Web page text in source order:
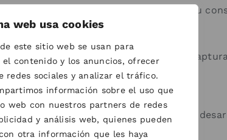
web usa cookies
este sitio web se usan para
el contenido y los anuncios, ofrecer
redes sociales y analizar el tráfico.
información sobre el uso que
web con nuestros partners de redes
y análisis web, quienes pueden
otra información que les haya
Al facilitar esta información, da su
—
es diferente según el sistema de
la ley aplicable. Esto puede incluir el
personales que recoge.